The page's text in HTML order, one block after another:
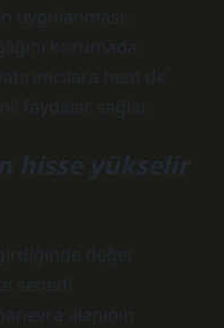
korumada
hem de
faydalar sağlar.
hisse yükselir
değer
senedi
alanının